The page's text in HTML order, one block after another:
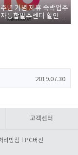
년 기념 제휴 숙박업주
통합발주센터 할인쿠
2019.07.30
고객센터
리방침 PC버전